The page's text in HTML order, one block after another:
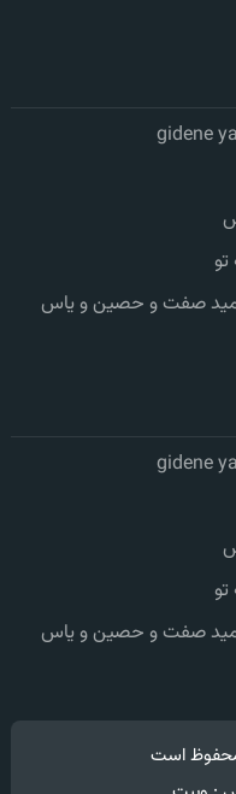
صفت و حصین و یاس
صفت و حصین و یاس
است